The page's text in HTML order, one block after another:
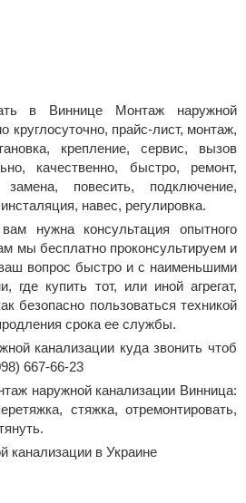
в Виннице Монтаж наружной
круглосуточно, прайс-лист, монтаж,
крепление, сервис, вызов
качественно, быстро, ремонт,
замена, повесить, подключение,
навес, регулировка.
нужна консультация опытного
мы бесплатно проконсультируем и
вопрос быстро и с наименьшими
где купить тот, или иной агрегат,
безопасно пользоваться техникой
срока ее службы.
канализации куда звонить чтоб
667-66-23
наружной канализации Винница:
стяжка, отремонтировать,
канализации в Украине